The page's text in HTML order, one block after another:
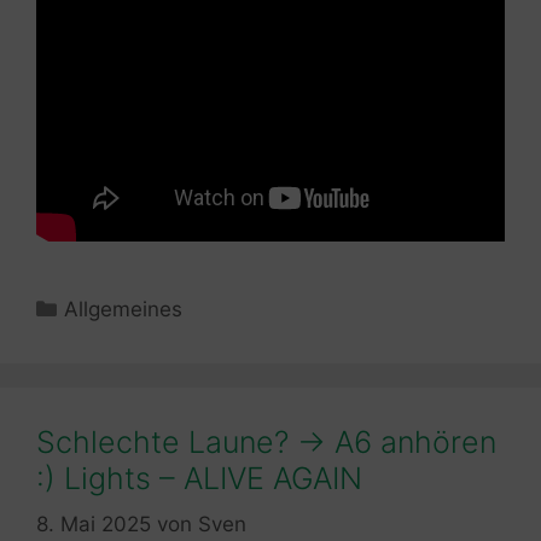
Kategorien
Allgemeines
Schlechte Laune? -> A6 anhören
:) Lights – ALIVE AGAIN
8. Mai 2025 von Sven